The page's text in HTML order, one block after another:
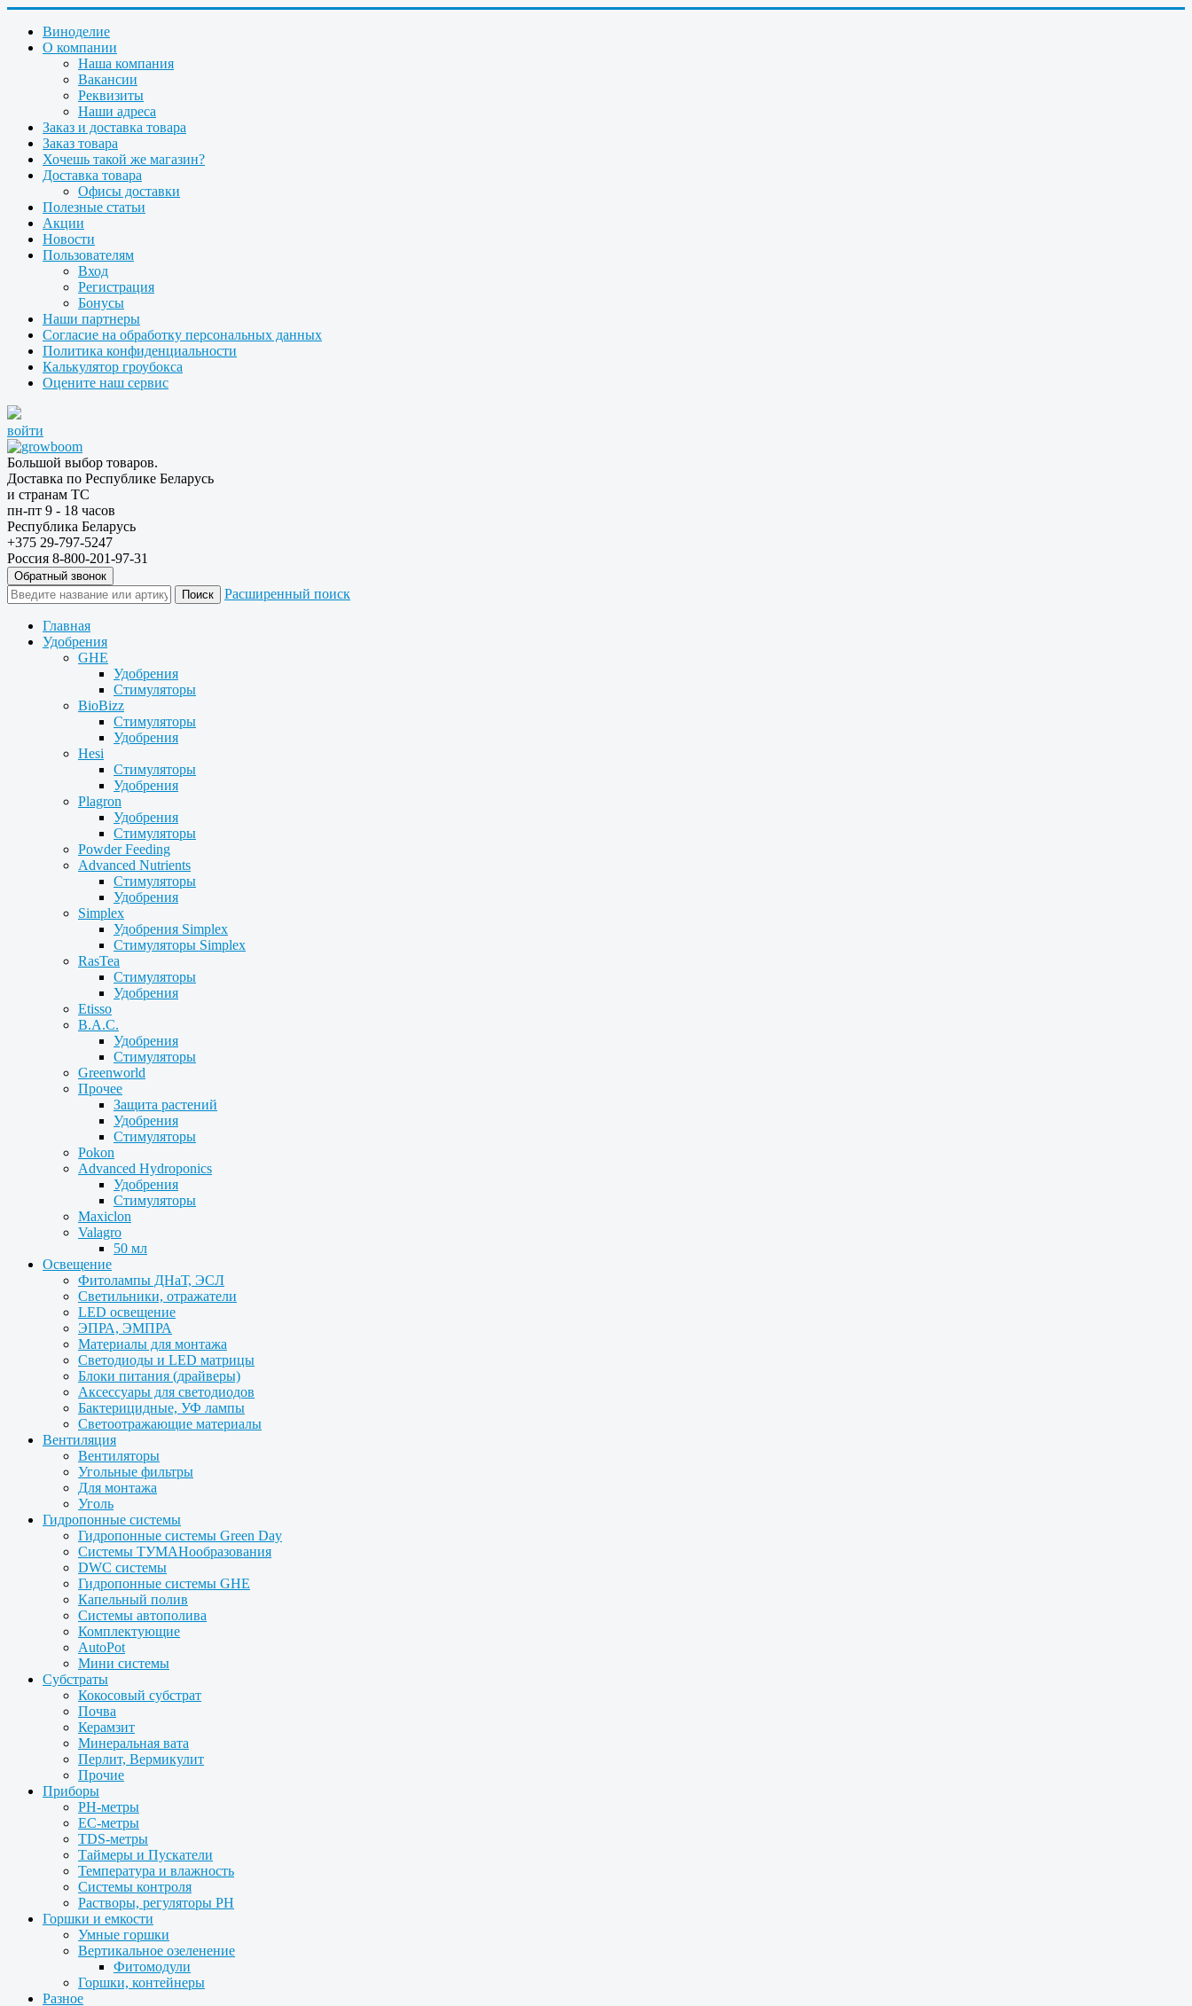
Виноделие
О компании
Наша компания
Вакансии
Реквизиты
Наши адреса
Заказ и доставка товара
Заказ товара
Хочешь такой же магазин?
Доставка товара
Офисы доставки
Полезные статьи
Акции
Новости
Пользователям
Вход
Регистрация
Бонусы
Наши партнеры
Согласие на обработку персональных данных
Политика конфиденциальности
Калькулятор гроубокса
Оцените наш сервис
войти
Большой выбор товаров.
Доставка по Республике Беларусь
и странам ТС
пн-пт 9 - 18 часов
Республика Беларусь
+375 29-797-5247
Россия 8-800-201-97-31
Обратный звонок
Расширенный поиск
Главная
Удобрения
GHE
Удобрения
Стимуляторы
BioBizz
Стимуляторы
Удобрения
Hesi
Стимуляторы
Удобрения
Plagron
Удобрения
Стимуляторы
Powder Feeding
Advanced Nutrients
Стимуляторы
Удобрения
Simplex
Удобрения Simplex
Стимуляторы Simplex
RasTea
Стимуляторы
Удобрения
Etisso
B.A.C.
Удобрения
Стимуляторы
Greenworld
Прочее
Защита растений
Удобрения
Стимуляторы
Pokon
Advanced Hydroponics
Удобрения
Стимуляторы
Maxiclon
Valagro
50 мл
Освещение
Фитолампы ДНаТ, ЭСЛ
Светильники, отражатели
LED освещение
ЭПРА, ЭМПРА
Материалы для монтажа
Светодиоды и LED матрицы
Блоки питания (драйверы)
Аксессуары для светодиодов
Бактерицидные, УФ лампы
Светоотражающие материалы
Вентиляция
Вентиляторы
Угольные фильтры
Для монтажа
Уголь
Гидропонные системы
Гидропонные системы Green Day
Системы ТУМАНообразования
DWC системы
Гидропонные системы GHE
Капельный полив
Системы автополива
Комплектующие
AutoPot
Мини системы
Субстраты
Кокосовый субстрат
Почва
Керамзит
Минеральная вата
Перлит, Вермикулит
Прочие
Приборы
PH-метры
EC-метры
TDS-метры
Таймеры и Пускатели
Температура и влажность
Системы контроля
Растворы, регуляторы PH
Горшки и емкости
Умные горшки
Вертикальное озеленение
Фитомодули
Горшки, контейнеры
Разное